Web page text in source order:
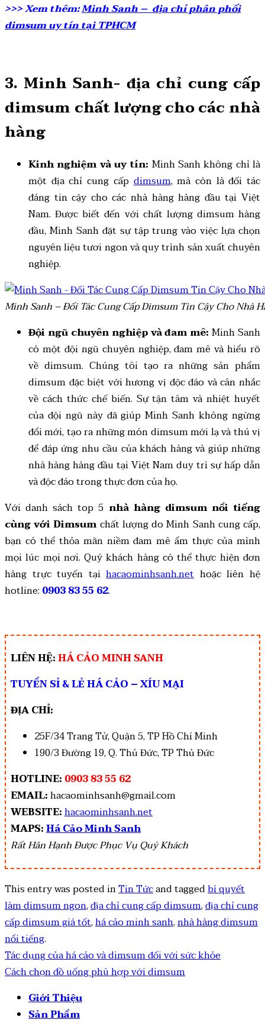
>>> Xem thêm:Minh Sanh – địa chỉ phân phối
dimsum uy tín tại TPHCM
3. Minh Sanh- địa chỉ cung cấp
dimsum chất lượng cho các nhà
hàng
Kinh nghiệm và uy tín: Minh Sanh không chỉ là
một địa chỉ cung cấpdimsum, mà còn là đối tác
đáng tin cậy cho các nhà hàng hàng đầu tại Việt
Nam. Được biết đến với chất lượng dimsum hàng
đầu, Minh Sanh đặt sự tập trung vào việc lựa chọn
nguyên liệu tươi ngon và quy trình sản xuất chuyên
nghiệp.
Minh Sanh – Đối Tác Cung Cấp Dimsum Tin Cậy Cho Nhà
Đội ngũ chuyên nghiệp và đam mê:Minh Sanh
có một đội ngũ chuyên nghiệp, đam mê và hiểu rõ
về dimsum. Chúng tôi tạo ra những sản phẩm
dimsum đặc biệt với hương vị độc đáo và cân nhắc
về cách thức chế biến. Sự tận tâm và nhiệt huyết
của đội ngũ này đã giúp Minh Sanh không ngừng
đổi mới, tạo ra những món dimsum mới lạ và thú vị
để đáp ứng nhu cầu của khách hàng và giúp những
nhà hàng hàng đầu tại Việt Nam duy trì sự hấp dẫn
và độc đáo trong thực đơn của họ.
Với danh sách top 5 nhà hàng dimsum nổi tiếng
cùng với Dimsumchất lượng do Minh Sanh cung cấp,
bạn có thể thỏa mãn niềm đam mê ẩm thực của mình
mọi lúc mọi nơi. Quý khách hàng có thể thực hiện đơn
hàng trực tuyến tạihacaominhsanh.nethoặc liên hệ
hotline: 0903 83 55 62.
LIÊN HỆ:HÁ CẢO MINH SANH
TUYỂN SỈ & LẺ HÁ CẢO – XÍU MẠI
ĐỊA CHỈ:
25F/34 Trang Tử, Quận 5, TP Hồ Chí Minh
190/3 Đường 19, Q. Thủ Đức, TP Thủ Đức
HOTLINE: 0903 83 55 62
EMAIL:hacaominhsanh@gmail.com
WEBSITE:hacaominhsanh.net
MAPS:Há Cảo Minh Sanh
Rất Hân Hạnh Được Phục Vụ Quý Khách
This entry was posted inTin Tứcand taggedbí quyết
làm dimsum ngon,địa chỉ cung cấp dimsum,địa chỉ cung
cấp dimsum giá tốt,há cảo minh sanh,nhà hàng dimsum
nổi tiếng.
Tác dụng của há cảo và dimsum đối với sức khỏe
Cách chọn đồ uống phù hợp với dimsum
Giới Thiệu
Sản Phẩm